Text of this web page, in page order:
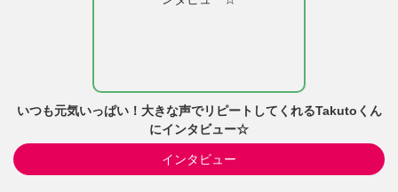
いつも元気いっぱい！大きな声でリピートしてくれるTakutoくん
にインタビュー☆
インタビュー